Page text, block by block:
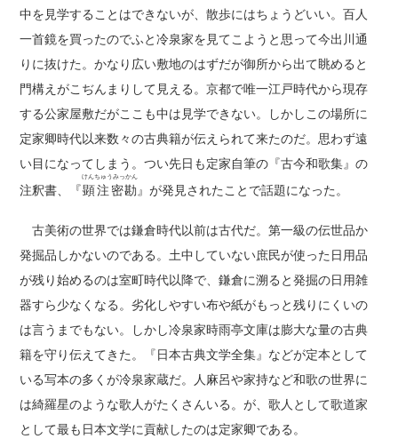
中を見学することはできないが、散歩にはちょうどいい。百人
一首鏡を買ったのでふと冷泉家を見てこようと思って今出川通
りに抜けた。かなり広い敷地のはずだが御所から出て眺めると
門構えがこぢんまりして見える。京都で唯一江戸時代から現存
する公家屋敷だがここも中は見学できない。しかしこの場所に
定家卿時代以来数々の古典籍が伝えられて来たのだ。思わず遠
い目になってしまう。つい先日も定家自筆の『古今和歌集』の
注釈書、『顕注密勘
けんちゅうみっかん
』が発見されたことで話題になった。
古美術の世界では鎌倉時代以前は古代だ。第一級の伝世品か
発掘品しかないのである。土中していない庶民が使った日用品
が残り始めるのは室町時代以降で、鎌倉に溯ると発掘の日用雑
器すら少なくなる。劣化しやすい布や紙がもっと残りにくいの
は言うまでもない。しかし冷泉家時雨亭文庫は膨大な量の古典
籍を守り伝えてきた。『日本古典文学全集』などが定本として
いる写本の多くが冷泉家蔵だ。人麻呂や家持など和歌の世界に
は綺羅星のような歌人がたくさんいる。が、歌人として歌道家
として最も日本文学に貢献したのは定家卿である。